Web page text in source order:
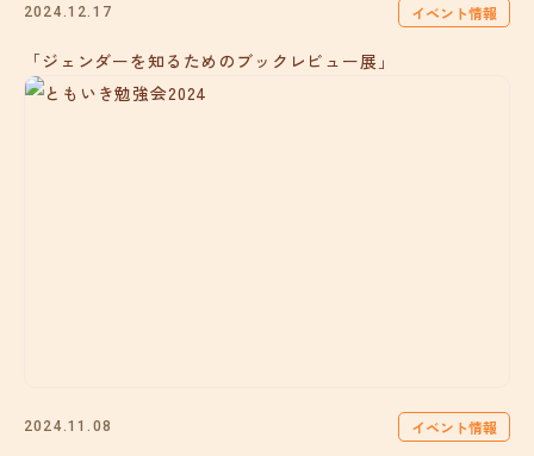
2024.12.17 イベント情報
「ジェンダーを知るためのブックレビュー展」
2024.11.08 イベント情報